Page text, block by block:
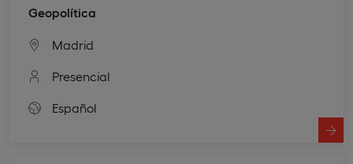
Geopolítica
Madrid
Presencial
Español